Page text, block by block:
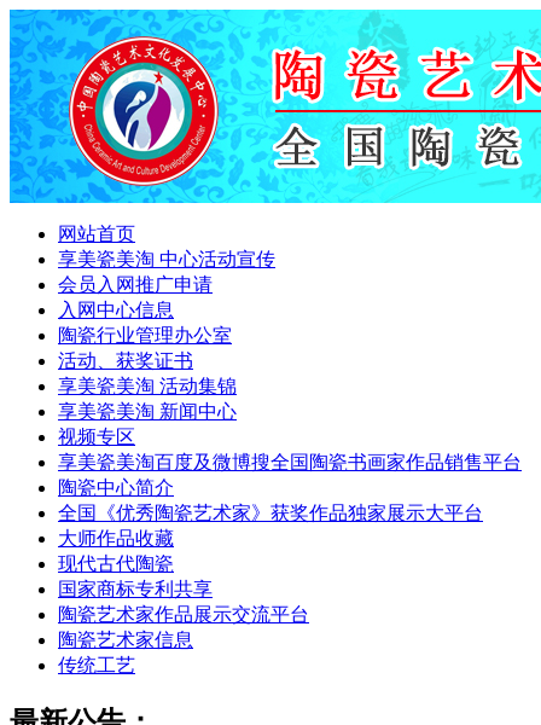
网站首页
享美瓷美淘 中心活动宣传
会员入网推广申请
入网中心信息
陶瓷行业管理办公室
活动、获奖证书
享美瓷美淘 活动集锦
享美瓷美淘 新闻中心
视频专区
享美瓷美淘百度及微博搜全国陶瓷书画家作品销售平台
陶瓷中心简介
全国《优秀陶瓷艺术家》获奖作品独家展示大平台
大师作品收藏
现代古代陶瓷
国家商标专利共享
陶瓷艺术家作品展示交流平台
陶瓷艺术家信息
传统工艺